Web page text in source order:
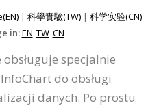
| 科學實驗(TW)| 科学实验(CN)
in:EN TW CN
specjalnie
do obsługi
danych. Po prostu